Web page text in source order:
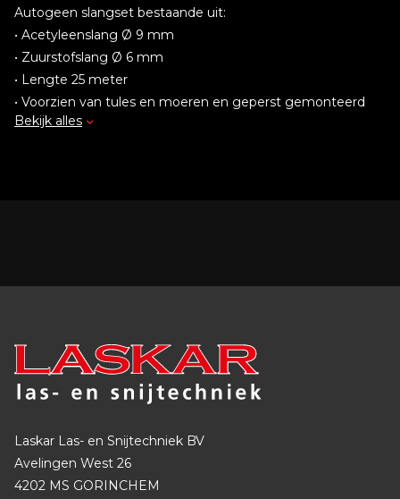
Autogeen slangset bestaande uit:
• Acetyleenslang Ø 9 mm
• Zuurstofslang Ø 6 mm
• Lengte 25 meter
• Voorzien van tules en moeren en geperst gemonteerd
• Moer 1/4"R en 3/8"L
Bekijk alles
Laskar Las- en Snijtechniek BV
Avelingen West 26
4202 MS GORINCHEM